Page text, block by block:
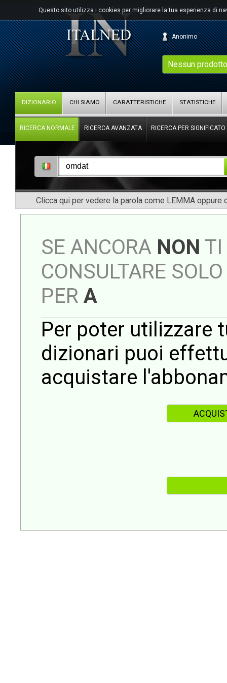
Questo sito utilizza i cookies per migliorare la tua esperienza di
Nessun
Anonimo
DIZIONARIO CHI SIAMO CARATTERISTICHE STATISTICHE
RICERCA NORMALE RICERCA AVANZATA RICERCA PER SIGNIFICATO
Clicca qui per vedere la parola come LEMMA oppure
SE ANCORA NON TI
CONSULTARE
PER A
Per poter utilizzare
dizionari puoi
acquistare